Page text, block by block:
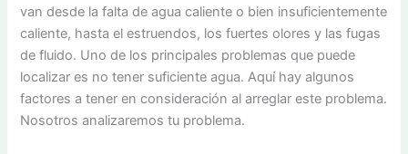
van desde la falta de agua caliente o bien insuficientemente
caliente, hasta el estruendos, los fuertes olores y las fugas
de fluido. Uno de los principales problemas que puede
localizar es no tener suficiente agua. Aquí hay algunos
factores a tener en consideración al arreglar este problema.
Nosotros analizaremos tu problema.